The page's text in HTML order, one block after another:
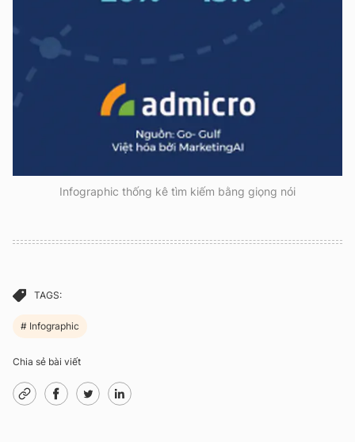
Infographic thống kê tìm kiếm bằng giọng nói
TAGS:
Infographic
Chia sẻ bài viết